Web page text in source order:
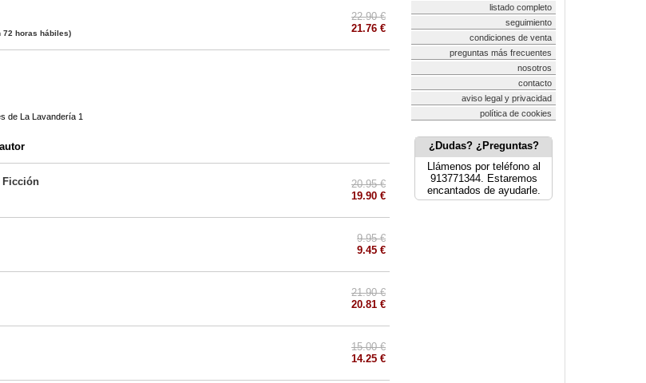
72 horas hábiles)
22.90 €
21.76 €
de La Lavandería 1
Ficción
20.95 €
19.90 €
9.95 €
9.45 €
21.90 €
20.81 €
15.00 €
14.25 €
listado completo
seguimiento
condiciones de venta
preguntas más frecuentes
nosotros
contacto
aviso legal y privacidad
política de cookies
¿Dudas? ¿Preguntas?
Llámenos por teléfono al
913771344. Estaremos
encantados de ayudarle.